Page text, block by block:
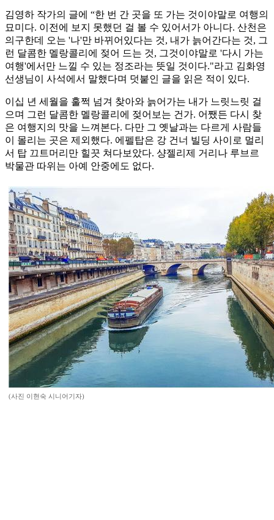
김영하 작가의 글에 “한 번 간 곳을 또 가는 것이야말로 여행의
묘미다. 이전에 보지 못했던 걸 볼 수 있어서가 아니다. 산천은
의구한데 오는 '나'만 바뀌어있다는 것, 내가 늙어간다는 것, 그
런 달콤한 멜랑콜리에 젖어 드는 것, 그것이야말로 '다시 가는
여행'에서만 느낄 수 있는 정조라는 뜻일 것이다."라고 김화영
선생님이 사석에서 말했다며 덧붙인 글을 읽은 적이 있다.
이십 년 세월을 훌쩍 넘겨 찾아와 늙어가는 내가 느릿느릿 걸
으며 그런 달콤한 멜랑콜리에 젖어보는 건가. 어쨌든 다시 찾
은 여행지의 맛을 느껴본다. 다만 그 옛날과는 다르게 사람들
이 몰리는 곳은 제외했다. 에펠탑은 강 건너 빌딩 사이로 멀리
서 탑 끄트머리만 힐끗 쳐다보았다. 샹젤리제 거리나 루브르
박물관 따위는 아예 안중에도 없다.
(사진 이현숙 시니어기자)